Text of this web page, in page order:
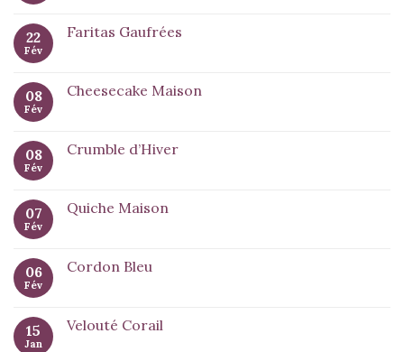
22
Fév
Faritas Gaufrées
08
Fév
Cheesecake Maison
08
Fév
Crumble d’Hiver
07
Fév
Quiche Maison
06
Fév
Cordon Bleu
15
Jan
Velouté Corail